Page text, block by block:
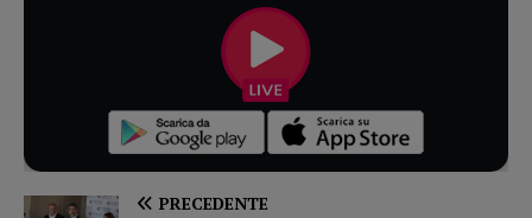
PRECEDENTE